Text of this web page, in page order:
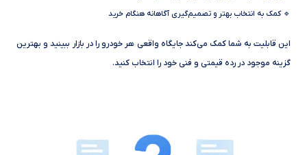
🔹 کمک به انتخاب بهتر و تصمیم‌گیری آگاهانه هنگام خرید
این قابلیت به شما کمک می‌کند جایگاه واقعی هر خودرو را در بازار ببینید و بهترین
گزینه موجود در رده قیمتی و فنی خود را انتخاب کنید.